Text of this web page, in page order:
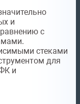
и
с
стеками
для
и